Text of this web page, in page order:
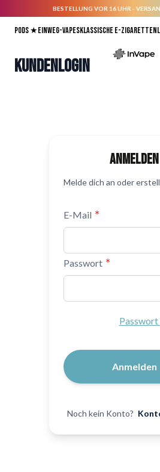
BESTELLUNG VOR 16 UHR -
Pods ★Einweg-VapesKlassische E-Zigaretten
Kundenlogin
Anmelden
Melde dich an oder
E-Mail
Passwort
Passwort
Anmelden
Noch kein Konto?